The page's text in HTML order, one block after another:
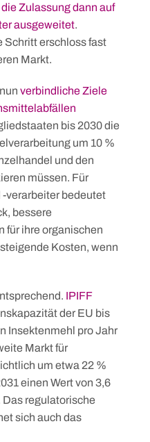
die Zulassung dann auf
ausgeweitet.
Schritt erschloss fast
Markt.
verbindliche Ziele
bis 2030 die
um 10 %
und den
müssen. Für
verarbeiter bedeutet
bessere
für ihre organischen
Kosten, wenn
IPIFF
der EU bis
Insektenmehl pro Jahr
Markt für
um etwa 22 %
einen Wert von 3,6
regulatorische
sich auch das